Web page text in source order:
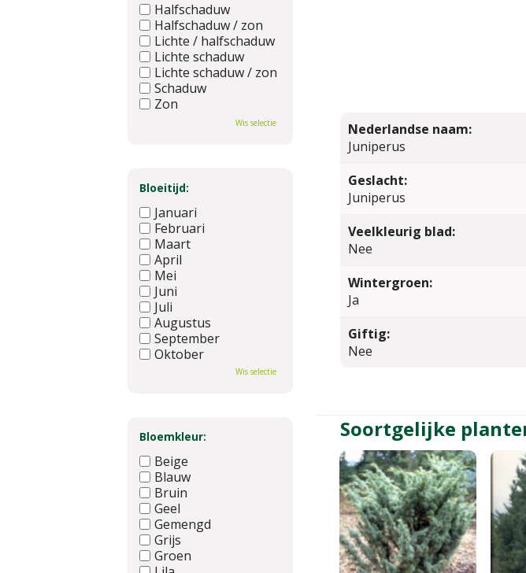
Nederlandse naam:
Juniperus
Geslacht:
Juniperus
Veelkleurig blad:
Nee
Wintergroen:
Ja
Giftig:
Nee
Soortgelijke
Halfschaduw
Halfschaduw / zon
Lichte / halfschaduw
Lichte schaduw
Lichte schaduw / zon
Schaduw
Zon
Wis selectie
Bloeitijd:
Januari
Februari
Maart
April
Mei
Juni
Juli
Augustus
September
Oktober
Wis selectie
Bloemkleur:
Beige
Blauw
Bruin
Geel
Gemengd
Grijs
Groen